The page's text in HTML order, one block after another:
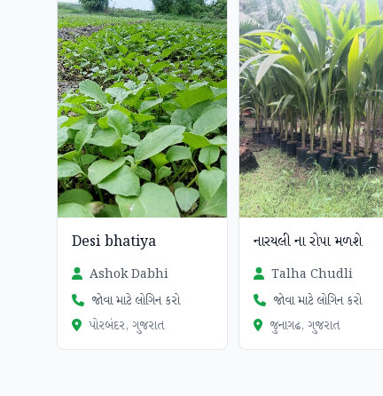
Desi bhatiya
Ashok Dabhi
જોવા માટે લોગિન કરો
પોરબંદર, ગુજરાત
નારયલી ના રોપા મળશે
Talha Chudli
જોવા માટે લોગિન કરો
જુનાગઢ, ગુજરાત